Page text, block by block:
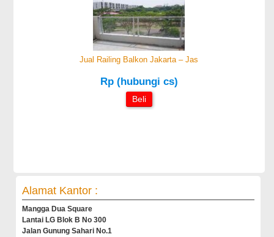
Jual Railing Balkon Jakarta – Jas
Rp (hubungi cs)
Beli
Alamat Kantor :
Mangga Dua Square
Lantai LG Blok B No 300
Jalan Gunung Sahari No.1